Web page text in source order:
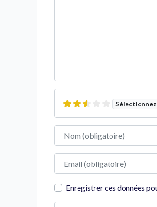
Adresse e-mail
Enregistrer ces données